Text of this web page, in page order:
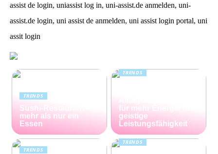
assist de login, uniassist log in, uni-assist.de anmelden, uni-
assist.de login, uni assist de anmelden, uni assist login portal, uni
assit login
TRENDS
Sushi-Restaurant –
mehr als nur ein
Essen
TRENDS
für mehr Energie und
geistige
Leistungsfähigkeit
TRENDS
TRENDS